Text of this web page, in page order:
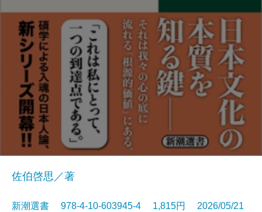
佐伯啓思／著
新潮選書 978-4-10-603945-4 1,815円 2026/05/21